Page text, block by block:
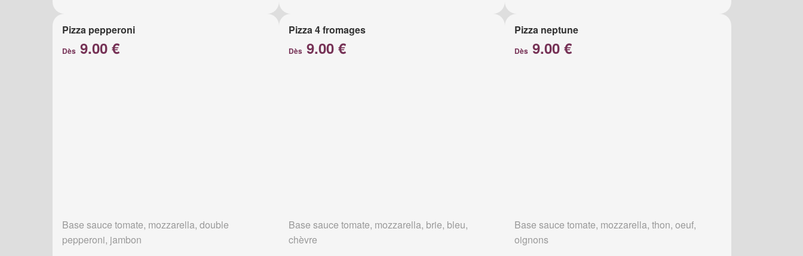
Pizza pepperoni
Dès 9.00 €
Base sauce tomate, mozzarella, double
pepperoni, jambon
Pizza 4 fromages
Dès9.00 €
Base sauce tomate, mozzarella, brie, bleu,
chèvre
Pizza neptune
Dès 9.00 €
Base sauce tomate, mozzarella, thon, oeuf,
oignons